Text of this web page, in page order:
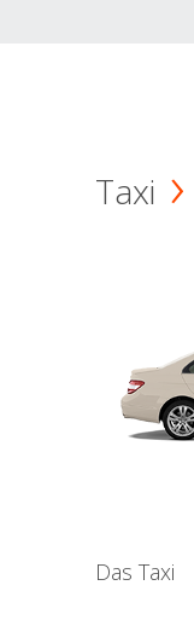
Taxi
Das Taxi